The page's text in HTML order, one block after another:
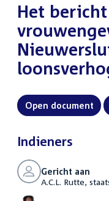
:Het
Open document
Indieners
Gericht aan
A.C.L. Rutte,